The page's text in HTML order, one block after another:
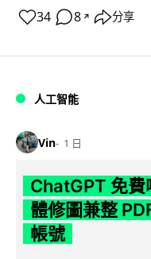
34 8 ↗ 分享
人工智能
Vin 1 日
ChatGPT 免
體修圖兼整
帳號